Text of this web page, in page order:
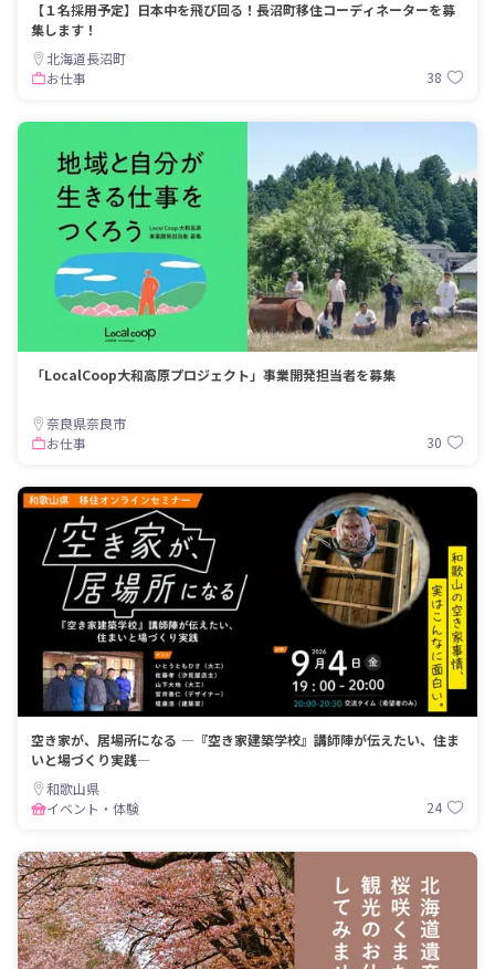
【１名採用予定】日本中を飛び回る！長沼町移住コーディネーターを募
集します！
北海道長沼町
お仕事
38
「LocalCoop大和高原プロジェクト」事業開発担当者を募集
奈良県奈良市
お仕事
30
空き家が、居場所になる ―『空き家建築学校』講師陣が伝えたい、住ま
いと場づくり実践―
和歌山県
イベント・体験
24